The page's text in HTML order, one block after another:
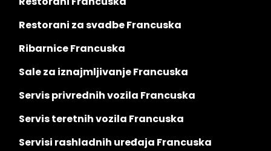
Restorani za svadbe Francuska
Ribarnice Francuska
Sale za iznajmljivanje Francuska
Servis privrednih vozila Francuska
Servis teretnih vozila Francuska
Servisi rashladnih uređaja Francuska